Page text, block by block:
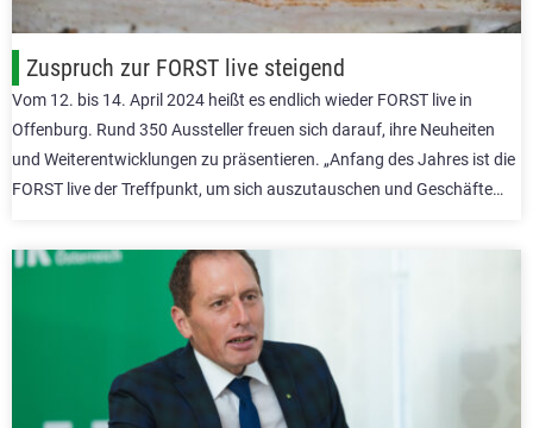
Zuspruch zur FORST live steigend
Vom 12. bis 14. April 2024 heißt es endlich wieder FORST live in
Offenburg. Rund 350 Aussteller freuen sich darauf, ihre Neuheiten
und Weiterentwicklungen zu präsentieren. „Anfang des Jahres ist die
FORST live der Treffpunkt, um sich auszutauschen und Geschäfte…